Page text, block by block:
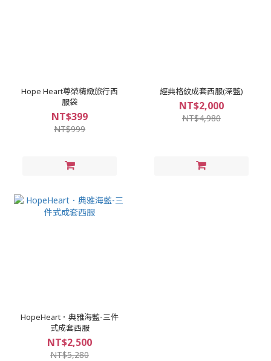
Hope Heart尊榮精緻旅行西
服袋
NT$399
NT$999
經典格紋成套西服(深藍)
NT$2,000
NT$4,980
HopeHeart．典雅海藍-三件
式成套西服
NT$2,500
NT$5,280